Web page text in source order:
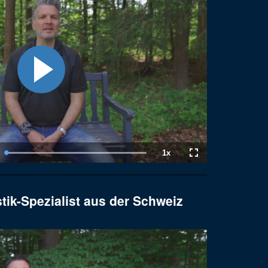
Loaded:
100.00%
1xPlayback
Rate
Fullscreen
Spezialist aus der Schweiz